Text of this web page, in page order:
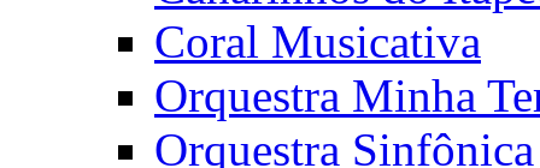
Coral Musicativa
Orquestra Minha
Orquestra